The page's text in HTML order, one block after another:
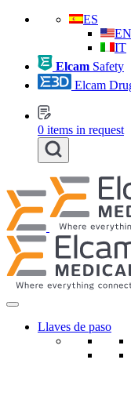
ES
EN
IT
Elcam Safety
Elcam
0 items in request
Llaves de paso